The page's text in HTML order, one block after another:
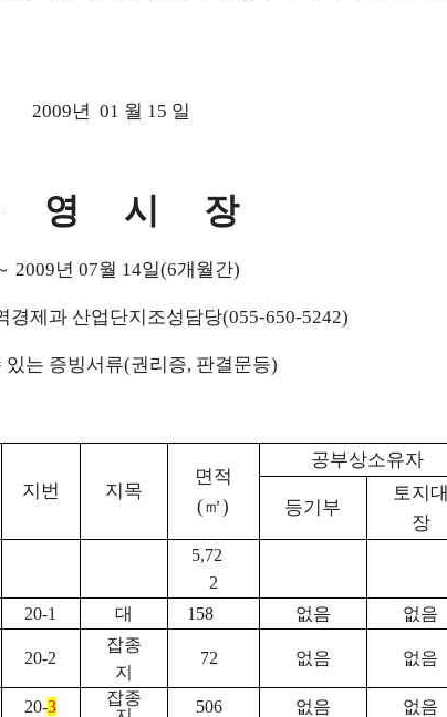
2009년 01 월 15 일
영 시 장
2009년 07월 14일(6개월간)
경제과 산업단지조성담당(055-650-5242)
는 증빙서류(권리증, 판결문등)
지번 지목
면적
(㎡)
공부상소유자
등기부
토지대
장
5,72
2
20-1 대 158 없음 없음
20-2
잡종
지
72 없음 없음
20-3
잡종
506 없음
없음